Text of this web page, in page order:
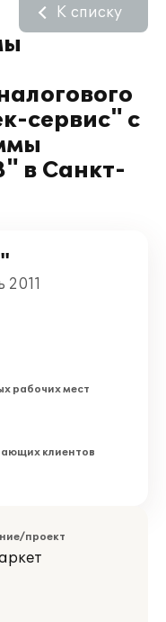
сервис" с
в Санкт-
К списку
2011
рабочих мест
клиентов
проект